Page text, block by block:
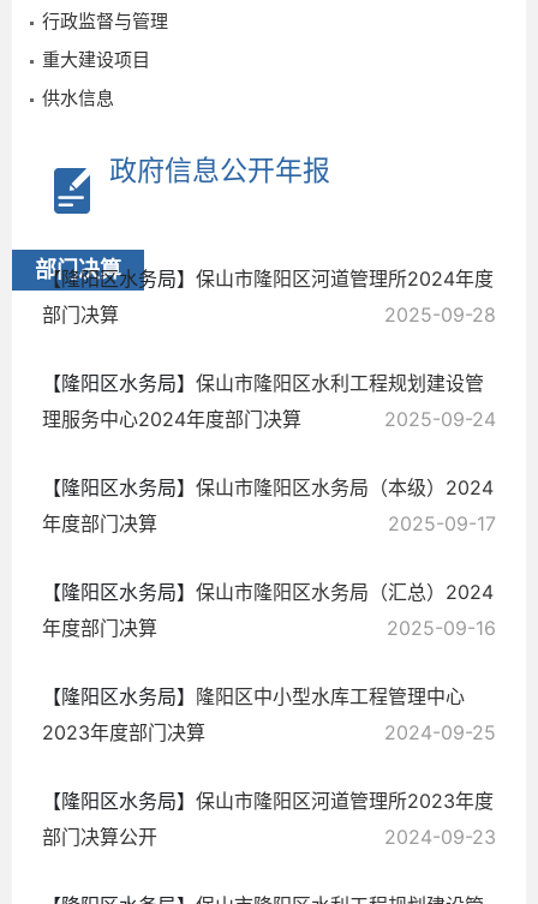
行政监督与管理
重大建设项目
供水信息
政府信息公开年报
部门决算
【隆阳区水务局】 保山市隆阳区河道管理所2024年度
部门决算
2025-09-28
【隆阳区水务局】 保山市隆阳区水利工程规划建设管
理服务中心2024年度部门决算
2025-09-24
【隆阳区水务局】 保山市隆阳区水务局（本级）2024
年度部门决算
2025-09-17
【隆阳区水务局】 保山市隆阳区水务局（汇总）2024
年度部门决算
2025-09-16
【隆阳区水务局】 隆阳区中小型水库工程管理中心
2023年度部门决算
2024-09-25
【隆阳区水务局】 保山市隆阳区河道管理所2023年度
部门决算公开
2024-09-23